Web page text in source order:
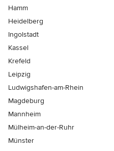
Hamm
Heidelberg
Ingolstadt
Kassel
Krefeld
Leipzig
Ludwigshafen-am-Rhein
Magdeburg
Mannheim
Mülheim-an-der-Ruhr
Münster